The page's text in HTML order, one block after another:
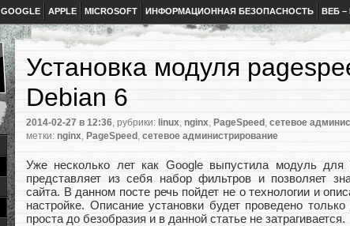
GOOGLE APPLE MICROSOFT ИНФОРМАЦИОННАЯ БЕЗОПАСНОСТЬ ВЕБ –
Установка модуля
Debian 6
2014-02-27 в 12:36, рубрики: linux, nginx, PageSpeed , сетевое
метки: nginx, PageSpeed , сетевое администрирование
Уже несколько лет как Google выпустила модуль для
представляет из себя набор фильтров и позволяет
сайта. В данном посте речь пойдет не о технологии и
настройке. Описание установки будет проведено
проста до безобразия и в данной статье не затрагивается.